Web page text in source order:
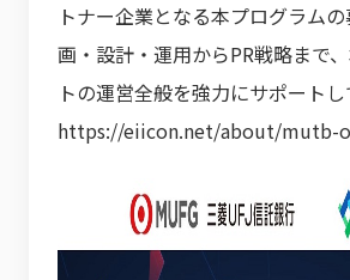
トナー企業となる本プログラム
画・設計・運用からPR戦略まで
トの運営全般を強力にサポートし
https://eiicon.net/about/mutb-